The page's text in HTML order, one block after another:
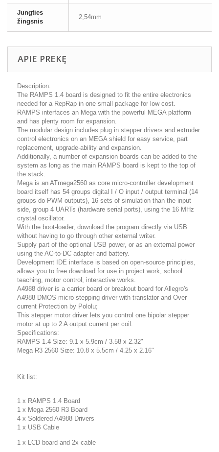
Jungties
žingsnis
2,54mm
APIE PREKĘ
Description:
The RAMPS 1.4 board is designed to fit the entire electronics
needed for a RepRap in one small package for low cost.
RAMPS interfaces an Mega with the powerful MEGA platform
and has plenty room for expansion.
The modular design includes plug in stepper drivers and extruder
control electronics on an MEGA shield for easy service, part
replacement, upgrade-ability and expansion.
Additionally, a number of expansion boards can be added to the
system as long as the main RAMPS board is kept to the top of
the stack.
Mega is an ATmega2560 as core micro-controller development
board itself has 54 groups digital I / O input / output terminal (14
groups do PWM outputs), 16 sets of simulation than the input
side, group 4 UARTs (hardware serial ports), using the 16 MHz
crystal oscillator.
With the boot-loader, download the program directly via USB
without having to go through other external writer.
Supply part of the optional USB power, or as an external power
using the AC-to-DC adapter and battery.
Development IDE interface is based on open-source principles,
allows you to free download for use in project work, school
teaching, motor control, interactive works.
A4988 driver is a carrier board or breakout board for Allegro's
A4988 DMOS micro-stepping driver with translator and Over
current Protection by Pololu;
This stepper motor driver lets you control one bipolar stepper
motor at up to 2 A output current per coil.
Specifications:
RAMPS 1.4 Size: 9.1 x 5.9cm / 3.58 x 2.32"
Mega R3 2560 Size: 10.8 x 5.5cm / 4.25 x 2.16"
Kit list:
1 x RAMPS 1.4 Board
1 x Mega 2560 R3 Board
4 x Soldered A4988 Drivers
1 x USB Cable
1 x LCD board and 2x cable